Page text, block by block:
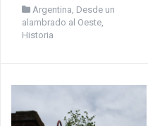
Argentina Desde un
alambrado al Oeste
Historia